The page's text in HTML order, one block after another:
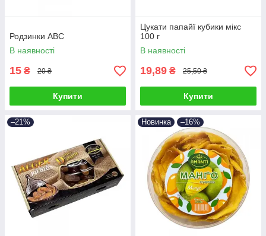
Родзинки АВС
В наявності
15 ₴ 20 ₴
Купити
Цукати папайї кубики мікс
100 г
В наявності
19,89 ₴ 25,50 ₴
Купити
–21% Новинка –16%